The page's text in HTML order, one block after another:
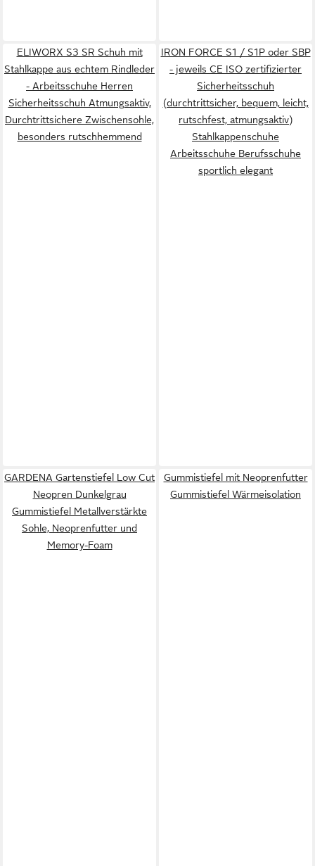
ELIWORX S3 SR Schuh mit
Stahlkappe aus echtem Rindleder
- Arbeitsschuhe Herren
Sicherheitsschuh Atmungsaktiv,
Durchtrittsichere Zwischensohle,
besonders rutschhemmend
IRON FORCE S1 / S1P oder SBP
- jeweils CE ISO zertifizierter
Sicherheitsschuh
(durchtrittsicher, bequem, leicht,
rutschfest, atmungsaktiv)
Stahlkappenschuhe
Arbeitsschuhe Berufsschuhe
sportlich elegant
GARDENA Gartenstiefel Low Cut
Neopren Dunkelgrau
Gummistiefel Metallverstärkte
Sohle, Neoprenfutter und
Memory-Foam
Gummistiefel mit Neoprenfutter
Gummistiefel Wärmeisolation